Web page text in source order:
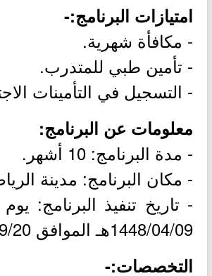
امتيازات البرنامج:-
- مكافأة شهرية.
- تأمين طبي للمتدرب.
- التسجيل في التأمينات
معلومات عن البرنامج:
- مدة البرنامج: 10 أشهر.
- مكان البرنامج: مدينة
- تاريخ تنفيذ البرنامج: يوم
1448/04/09هـ الموافق 2026/09/20م.
التخصصات:-